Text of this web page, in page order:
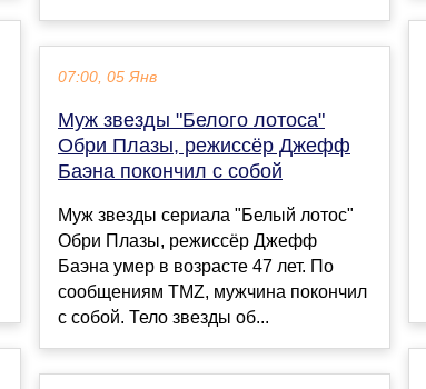
07:00, 05 Янв
Муж звезды "Белого лотоса"
Обри Плазы, режиссёр Джефф
Баэна покончил с собой
Муж звезды сериала "Белый лотос"
Обри Плазы, режиссёр Джефф
Баэна умер в возрасте 47 лет. По
сообщениям TMZ, мужчина покончил
с собой. Тело звезды об...